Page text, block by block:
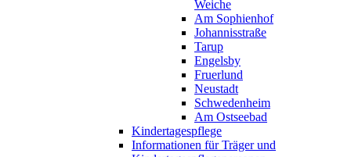
Weiche
Am Sophienhof
Johannisstraße
Tarup
Engelsby
Fruerlund
Neustadt
Schwedenheim
Am Ostseebad
Kindertagespflege
Informationen für Träger und